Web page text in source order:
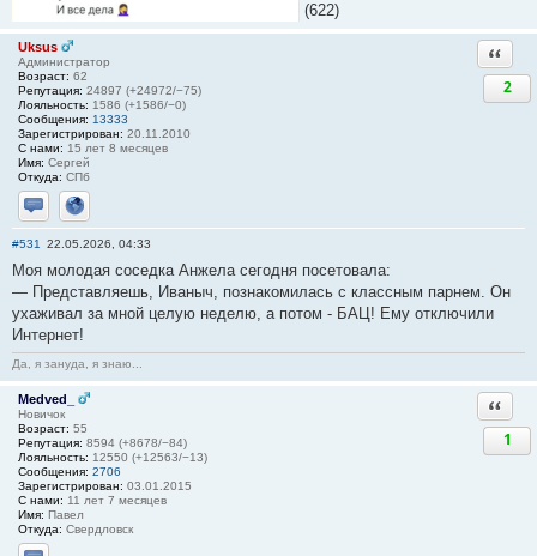
(622)
Uksus
Администратор
Возраст: 62
Репутация: 24897 (+24972/−75)
Лояльность: 1586 (+1586/−0)
Сообщения: 13333
Зарегистрирован: 20.11.2010
С нами: 15 лет 8 месяцев
Имя: Сергей
Откуда: СПб
Отправить личное сообщение
Сайт
2
#531 22.05.2026, 04:33
Моя молодая соседка Анжела сегодня посетовала:
— Представляешь, Иваныч, познакомилась с классным парнем. Он
ухаживал за мной целую неделю, а потом - БАЦ! Ему отключили
Интернет!
Да, я зануда, я знаю...
Medved_
Новичок
Возраст: 55
Репутация: 8594 (+8678/−84)
Лояльность: 12550 (+12563/−13)
Сообщения: 2706
Зарегистрирован: 03.01.2015
С нами: 11 лет 7 месяцев
Имя: Павел
Откуда: Свердловск
1